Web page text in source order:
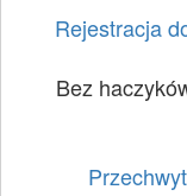
Rejestracja
Bez